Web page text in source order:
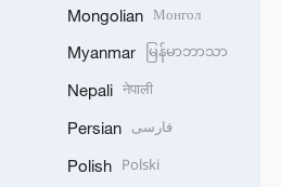
Mongolian Монгол
Myanmar မြန်မာဘာသာ
Nepali नेपाली
Persian فارسی
Polish Polski